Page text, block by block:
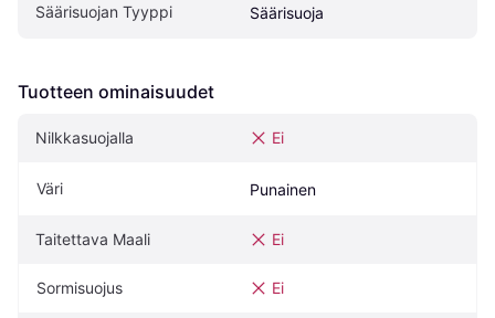
Säärisuojan Tyyppi Säärisuoja
Tuotteen ominaisuudet
Nilkkasuojalla Ei
Väri Punainen
Taitettava Maali Ei
Sormisuojus Ei